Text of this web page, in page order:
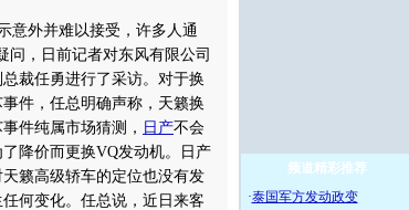
意外并难以接受，许多人通
问，日前记者对东风有限公司
总裁任勇进行了采访。对于换
事件，任总明确声称，天籁换
事件纯属市场猜测，
日产不会
了降价而更换VQ发动机。日产
天籁高级轿车的定位也没有发
任何变化。任总说，近日来客
频道精彩推荐
·泰国军方发动政变